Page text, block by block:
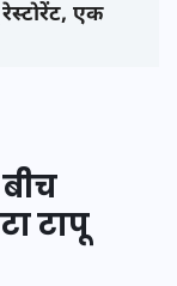
एक
टापू